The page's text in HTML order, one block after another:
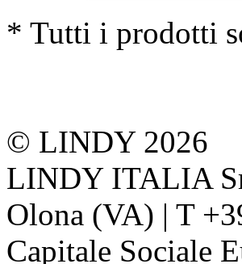
* Tutti i prodotti
© LINDY 2026
LINDY ITALIA
Olona (VA) | T
Capitale Sociale